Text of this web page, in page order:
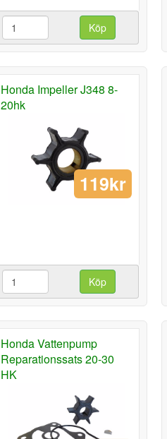
Köp
Honda Impeller J348 8-
20hk
119kr
Köp
Honda Vattenpump
Reparationssats 20-30
HK